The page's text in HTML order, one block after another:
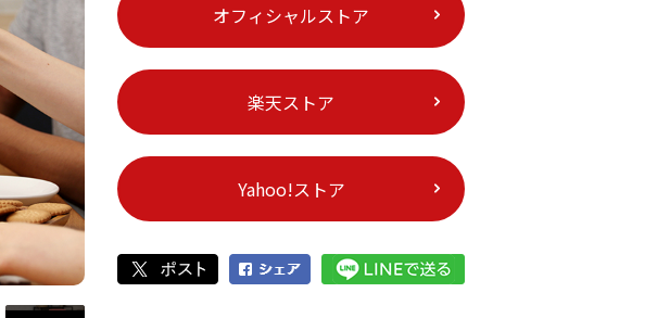
オフィシャルストア
楽天ストア
Yahoo!ストア